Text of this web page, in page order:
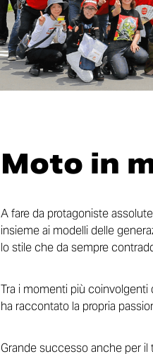
Moto in
A fare da protagoniste
insieme ai modelli delle
lo stile che da sempre
Tra i momenti più coinvolgenti
ha raccontato la propria
Grande successo anche per